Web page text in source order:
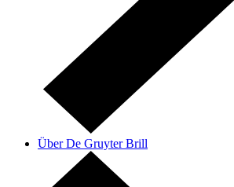
Über De Gruyter Brill